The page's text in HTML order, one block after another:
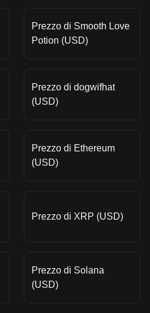
Prezzo di Smooth Love
Potion (USD)
Prezzo di dogwifhat
(USD)
Prezzo di Ethereum
(USD)
Prezzo di XRP (USD)
Prezzo di Solana
(USD)